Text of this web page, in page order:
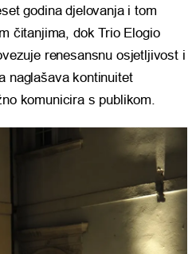
godina djelovanja i tom
čitanjima, dok Trio Elogio
renesansnu osjetljivost i
naglašava kontinuitet
komunicira s publikom.